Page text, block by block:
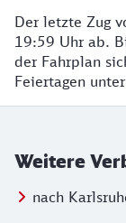
Der letzte Zug
19:59 Uhr ab.
der Fahrplan
Feiertagen
Weitere
nach